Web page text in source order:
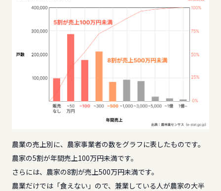
農業の売上別に、農家事業者の数をグラフに表したものです。
農家の5割が年間売上100万円未満です。
さらには、農家の8割が売上500万円未満です。
農業だけでは「食えない」ので、兼業している人が農家の大半